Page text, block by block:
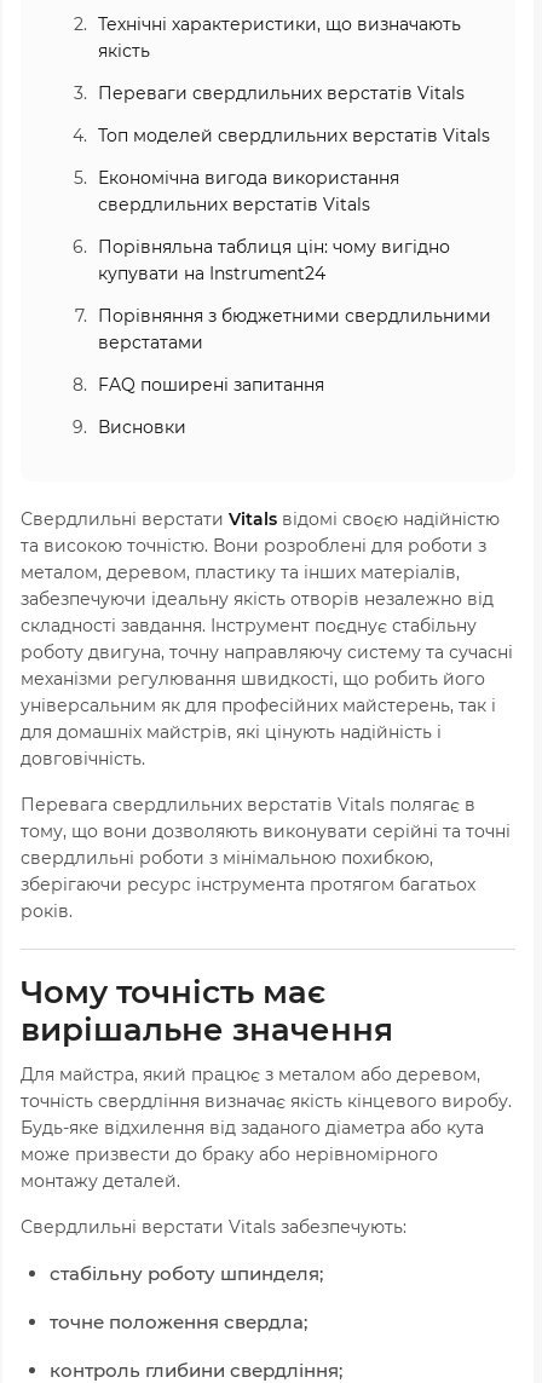
Технічні характеристики, що визначають
якість
Переваги свердлильних верстатів Vitals
Топ моделей свердлильних верстатів Vitals
Економічна вигода використання
свердлильних верстатів Vitals
Порівняльна таблиця цін: чому вигідно
купувати на Instrument24
Порівняння з бюджетними свердлильними
верстатами
FAQ поширені запитання
Висновки
Свердлильні верстати Vitals відомі своєю надійністю
та високою точністю. Вони розроблені для роботи з
металом, деревом, пластику та інших матеріалів,
забезпечуючи ідеальну якість отворів незалежно від
складності завдання. Інструмент поєднує стабільну
роботу двигуна, точну направляючу систему та сучасні
механізми регулювання швидкості, що робить його
універсальним як для професійних майстерень, так і
для домашніх майстрів, які цінують надійність і
довговічність.
Перевага свердлильних верстатів Vitals полягає в
тому, що вони дозволяють виконувати серійні та точні
свердлильні роботи з мінімальною похибкою,
зберігаючи ресурс інструмента протягом багатьох
років.
Чому точність має
вирішальне значення
Для майстра, який працює з металом або деревом,
точність свердління визначає якість кінцевого виробу.
Будь-яке відхилення від заданого діаметра або кута
може призвести до браку або нерівномірного
монтажу деталей.
Свердлильні верстати Vitals забезпечують:
стабільну роботу шпинделя;
точне положення свердла;
контроль глибини свердління;